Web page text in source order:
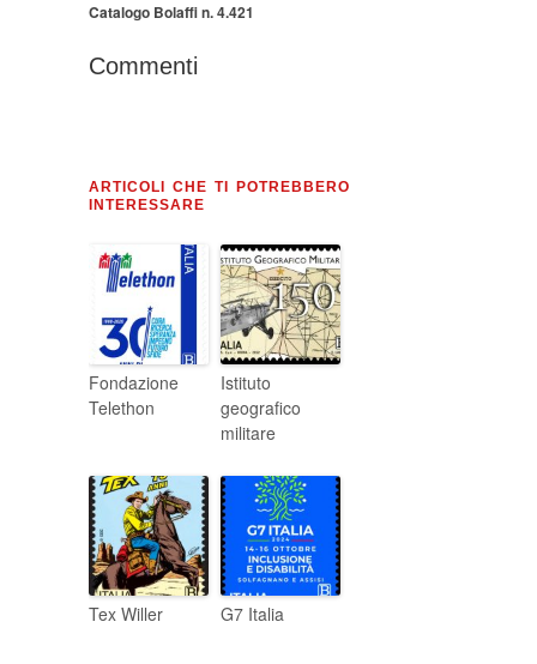
Catalogo Bolaffi n. 4.421
Commenti
ARTICOLI CHE TI POTREBBERO
INTERESSARE
Fondazione
Telethon
Istituto
geografico
militare
Tex Willer G7 Italia